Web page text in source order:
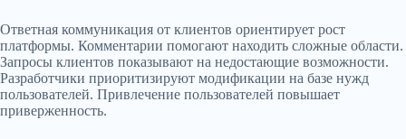
Ответная коммуникация от клиентов ориентирует рост
платформы. Комментарии помогают находить сложные области.
Запросы клиентов показывают на недостающие возможности.
Разработчики приоритизируют модификации на базе нужд
пользователей. Привлечение пользователей повышает
приверженность.